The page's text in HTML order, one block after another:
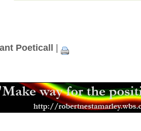
Starí generací (ne)odsouzen
Naléhej aneb slova posílení pro
Je čas zlepit společnost
Dreadlocky pouze pro vyvolené
Ovlivnění těla myslí(10.03.2006)
Poeticall